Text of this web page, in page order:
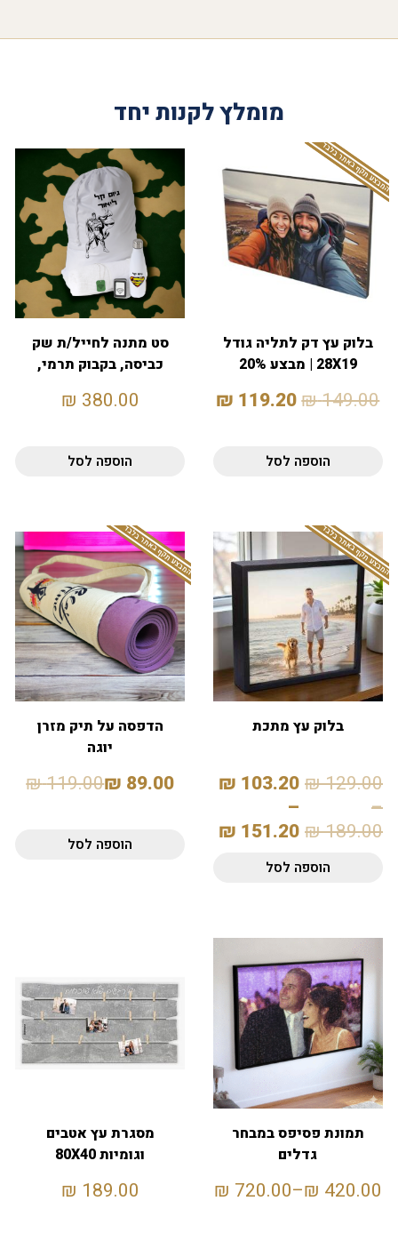
מומלץ לקנות יחד
המבצע תקף באתר בלבד
בלוק עץ דק לתליה גודל
28X19 | מבצע 20%
149.00
₪
119.20
₪
הוספה לסל
סט מתנה לחייל/ת שק
כביסה, בקבוק תרמי,
130X70
380.00
₪
הוספה לסל
המבצע תקף באתר בלבד
בלוק עץ מתכת
129.00
₪
–
189.00
₪
103.20
₪
–
151.20
₪
הוספה לסל
המבצע תקף באתר בלבד
הדפסה על תיק מזרן
יוגה
89.00
₪
119.00
₪
הוספה לסל
תמונת פסיפס במבחר
גדלים
420.00
₪
–
720.00
₪
מסגרת עץ אטבים
וגומיות 80X40
189.00
₪